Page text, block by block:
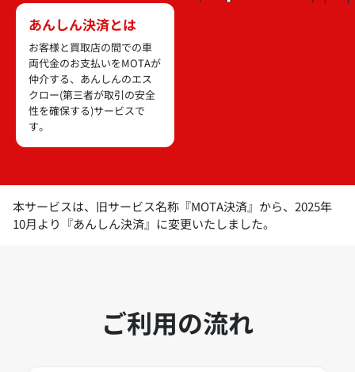
あんしん決済とは
お客様と買取店の間での車
両代金のお支払いをMOTAが
仲介する、あんしんのエス
クロー(第三者が取引の安全
性を確保する)サービスで
す。
本サービスは、旧サービス名称『MOTA決済』から、2025年
10月より『あんしん決済』に変更いたしました。
ご利用の流れ